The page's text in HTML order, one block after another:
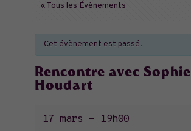
« Tous les Évènements
Cet évènement est passé.
Rencontre avec Sophie
Houdart
17 mars - 19h00